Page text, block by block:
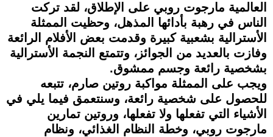
العالمية مارجوت روبي على الإطلاق، لقد تركت
الناس في رهبة بأدائها المذهل، وحظيت الممثلة
الأسترالية بشعبية كبيرة وقدمت بعض الأفلام الرائعة
وفازت بالعديد من الجوائز، وتتمتع النجمة الأسترالية
بشخصية رائعة وجسم ممشوق.
ويجب على الممثلة مواكبة روتين صارم، تتبعه
للحصول على شخصية رائعة، وسنتعمق فيما يلي في
الأشياء التي تفعلها ولا تفعلها، وروتين تمارين
مارجوت روبي، وخطة النظام الغذائي، ونظام